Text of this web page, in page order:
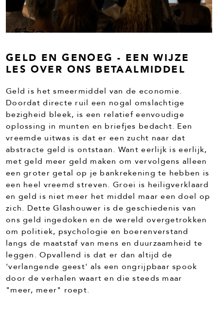
GELD EN GENOEG - EEN WIJZE
LES OVER ONS BETAALMIDDEL
Geld is het smeermiddel van de economie.
Doordat directe ruil een nogal omslachtige
bezigheid bleek, is een relatief eenvoudige
oplossing in munten en briefjes bedacht. Een
vreemde uitwas is dat er een zucht naar dat
abstracte geld is ontstaan. Want eerlijk is eerlijk,
met geld meer geld maken om vervolgens alleen
een groter getal op je bankrekening te hebben is
een heel vreemd streven. Groei is heiligverklaard
en geld is niet meer het middel maar een doel op
zich. Dette Glashouwer is de geschiedenis van
ons geld ingedoken en de wereld overgetrokken
om politiek, psychologie en boerenverstand
langs de maatstaf van mens en duurzaamheid te
leggen. Opvallend is dat er dan altijd de
'verlangende geest' als een ongrijpbaar spook
door de verhalen waart en die steeds maar
"meer, meer" roept.